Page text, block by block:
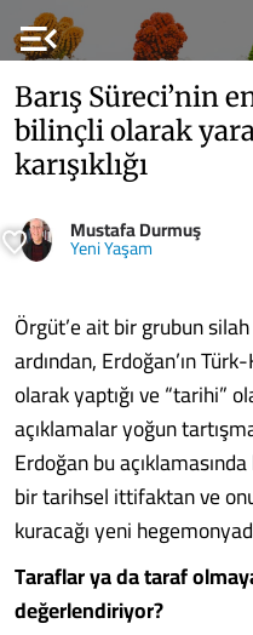
menu_open
Barış Süreci’nin
bilinçli olarak
karışıklığı
Mustafa Durmuş
Yeni Yaşam
Örgüt’e ait bir grubun
ardından, Erdoğan’ın
olarak yaptığı ve “tarihi”
açıklamalar yoğun
Erdoğan bu
bir tarihsel ittifaktan ve
kuracağı yeni
Taraflar ya da taraf
değerlendiriyor?